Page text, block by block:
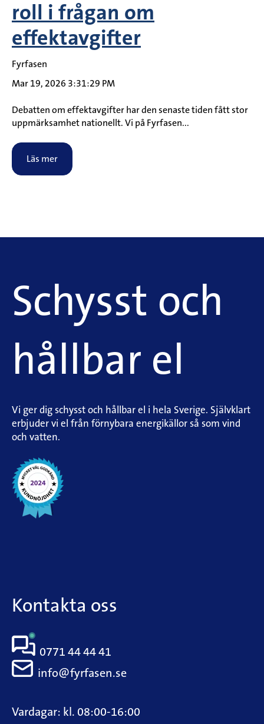
roll i frågan om
effektavgifter
Fyrfasen
Mar 19, 2026 3:31:29 PM
Debatten om effektavgifter har den senaste tiden fått stor
uppmärksamhet nationellt. Vi på Fyrfasen...
Läs mer
Schysst och
hållbar el
Vi ger dig schysst och hållbar el i hela Sverige. Självklart
erbjuder vi el från förnybara energikällor så som vind
och vatten.
Kontakta oss
0771 44 44 41
info@fyrfasen.se
Vardagar: kl. 08:00-16:00